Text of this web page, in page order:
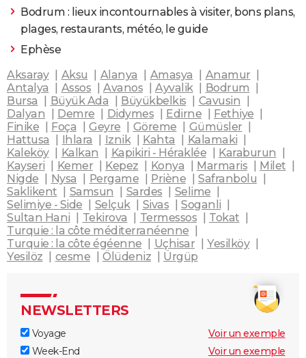
Bodrum : lieux incontournables à visiter, bons plans,
plages, restaurants, météo, le guide
Ephèse
Aksaray
Aksu Alanya Amasya
Anamur
Antalya
Assos Avanos Ayvalik
Bodrum
Bursa
Büyük Ada Büyükbelkis
Cavusin
Dalyan
Demre Didymes Edirne
Fethiye
Finike
Foça Geyre Göreme
Gümüsler
Hattusa
Ihlara Iznik Kahta
Kalamaki
Kaleköy
Kalkan Kapikiri - Héraklée
Karaburun
Kayseri
Kemer Kepez Konya Marmaris
Milet
Nigde
Nysa Pergame Priène
Safranbolu
Saklikent
Samsun Sardes
Selime
Selimiye - Side
Selçuk Sivas
Soganli
Sultan Hani
Tekirova Termessos
Tokat
Turquie : la côte méditerranéenne
Turquie : la côte égéenne
Uçhisar
Yesilköy
Yesilöz
cesme Ölüdeniz Ürgüp
NEWSLETTERS
Voyage
Voir un exemple
Week-End
Voir un exemple